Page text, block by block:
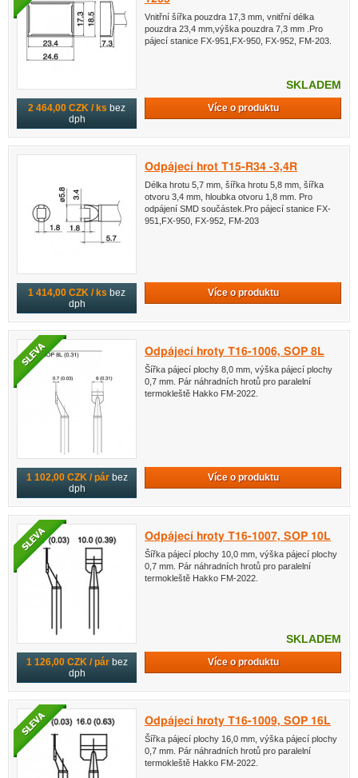
2 464,00 CZK / ks bez
dph
Vnitřní šířka pouzdra 17,3 mm, vnitřní délka
pouzdra 23,4 mm,výška pouzdra 7,3 mm .Pro
pájecí stanice FX-951,FX-950, FX-952, FM-203.
SKLADEM
Více o produktu
1 414,00 CZK / ks bez
dph
Odpájecí hrot T15-R34 -3,4R
Délka hrotu 5,7 mm, šířka hrotu 5,8 mm, šířka
otvoru 3,4 mm, hloubka otvoru 1,8 mm. Pro
odpájení SMD součástek.Pro pájecí stanice FX-
951,FX-950, FX-952, FM-203
Více o produktu
1 102,00 CZK / pár bez
dph
Odpájecí hroty T16-1006, SOP 8L
Šířka pájecí plochy 8,0 mm, výška pájecí plochy
0,7 mm. Pár náhradních hrotů pro paralelní
termokleště Hakko FM-2022.
Více o produktu
1 126,00 CZK / pár bez
dph
Odpájecí hroty T16-1007, SOP 10L
Šířka pájecí plochy 10,0 mm, výška pájecí plochy
0,7 mm. Pár náhradních hrotů pro paralelní
termokleště Hakko FM-2022.
SKLADEM
Více o produktu
Odpájecí hroty T16-1009, SOP 16L
Šířka pájecí plochy 16,0 mm, výška pájecí plochy
0,7 mm. Pár náhradních hrotů pro paralelní
termokleště Hakko FM-2022.